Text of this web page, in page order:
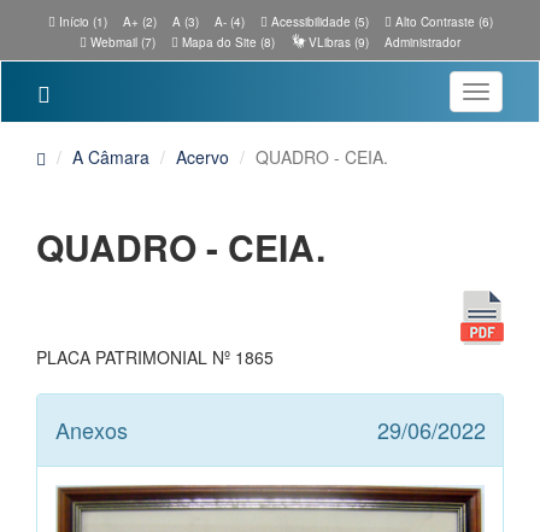
Início (1) A+ (2) A (3) A- (4) Acessibilidade (5)
Alto Contraste (6)
Webmail (7)
Mapa do Site (8) VLibras (9) Administrador
Toggle
A Câmara Acervo QUADRO - CEIA.
QUADRO - CEIA.
PLACA PATRIMONIAL Nº 1865
Anexos 29/06/2022